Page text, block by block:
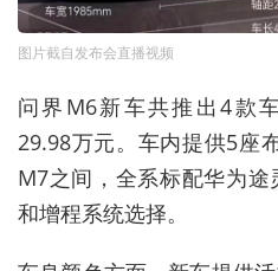
图片截自发布会直播视频
问界 M6新车共推出4款
29.98万元。 车内提供5座
M7之间，全系标配华为途
和增程系统选择。